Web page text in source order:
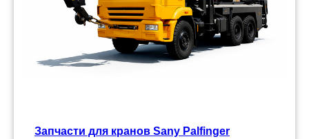
Запчасти для кранов Sany Palfinger